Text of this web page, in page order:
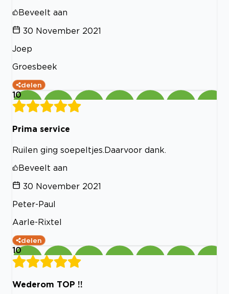
Beveelt aan
30 November 2021
Joep
Groesbeek
delen
10
Prima service
Ruilen ging soepeltjes.Daarvoor dank.
Beveelt aan
30 November 2021
Peter-Paul
Aarle-Rixtel
delen
10
Wederom TOP !!